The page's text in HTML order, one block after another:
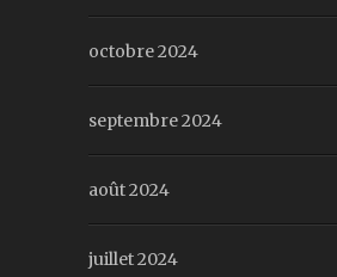
octobre 2024
septembre 2024
août 2024
juillet 2024